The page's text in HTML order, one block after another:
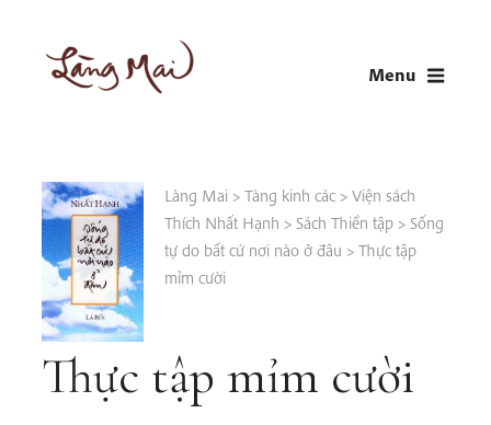
content
Menu
Làng Mai> Tàng kinh các> Viện sách
Thích Nhất Hạnh > Sách Thiền tập> Sống
tự do bất cứ nơi nào ở đâu > Thực tập
mỉm cười
Thực tập mỉm cười